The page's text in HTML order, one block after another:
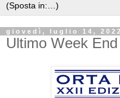
giovedì, luglio 14, 2022
Ultimo Week